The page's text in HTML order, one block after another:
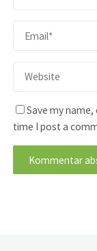
Save my
time I post a